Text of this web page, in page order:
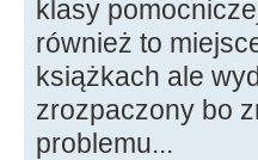
klasy
również to
książkach ale
zrozpaczony bo
problemu...